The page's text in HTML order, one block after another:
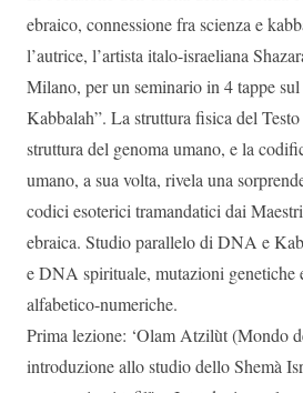
ebraico, connessione fra scienza e
l’autrice, l’artista italo-israeliana
Milano, per un seminario in 4 tappe sul
Kabbalah”. La struttura fisica del
struttura del genoma umano, e la
umano, a sua volta, rivela una
codici esoterici tramandatici dai
ebraica. Studio parallelo di DNA e
e DNA spirituale, mutazioni genetiche
alfabetico-numeriche.
Prima lezione: ‘Olam Atzilùt (Mondo
introduzione allo studio dello Shemà